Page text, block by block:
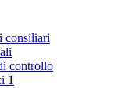
consiliari
controllo
1